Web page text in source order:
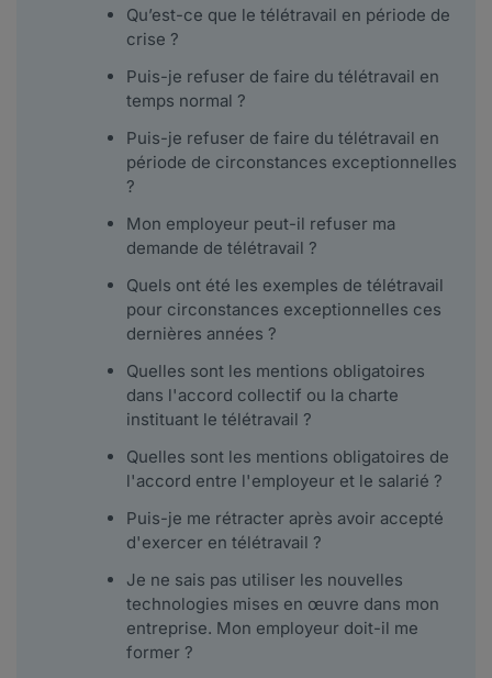
Qu’est-ce que le télétravail en période de
crise ?
Puis-je refuser de faire du télétravail en
temps normal ?
Puis-je refuser de faire du télétravail en
période de circonstances exceptionnelles
?
Mon employeur peut-il refuser ma
demande de télétravail ?
Quels ont été les exemples de télétravail
pour circonstances exceptionnelles ces
dernières années ?
Quelles sont les mentions obligatoires
dans l'accord collectif ou la charte
instituant le télétravail ?
Quelles sont les mentions obligatoires de
l'accord entre l'employeur et le salarié ?
Puis-je me rétracter après avoir accepté
d'exercer en télétravail ?
Je ne sais pas utiliser les nouvelles
technologies mises en œuvre dans mon
entreprise. Mon employeur doit-il me
former ?